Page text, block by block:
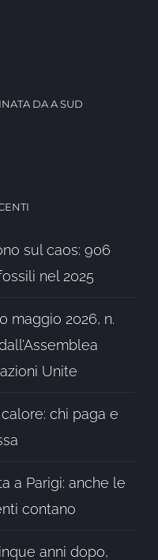
DA A SUD
sul caos: 906
nel 2025
maggio 2026, n.
Unite
chi paga e
a Parigi: anche le
contano
anni dopo,